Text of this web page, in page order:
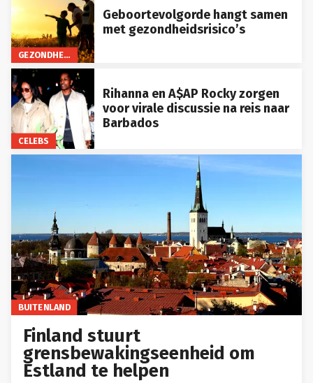
GEZONDHEID
Geboortevolgorde hangt samen
met gezondheidsrisico’s
CELEBS
Rihanna en A$AP Rocky zorgen
voor virale discussie na reis naar
Barbados
BUITENLAND
Finland stuurt
grensbewakingseenheid om
Estland te helpen